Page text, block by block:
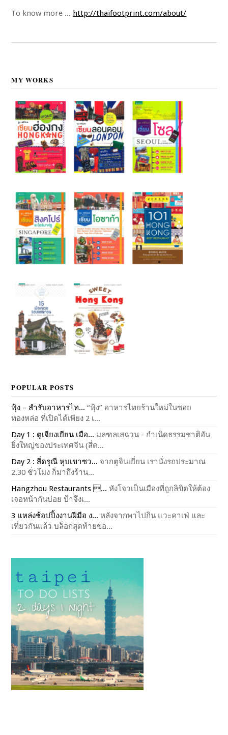
To know more ... http://thaifootprint.com/about/
MY WORKS
POPULAR POSTS
ฟุ้ง – สำรับอาหารไท... “ฟุ้ง” อาหารไทยร้านใหม่ในซอย
ทองหล่อ ที่เปิดได้เพียง 2 เ...
Day 1 : ตูเจียงเยียน เมือ... มลฑลเสฉวน - กำเนิดธรรมชาติอัน
ยิ่งใหญ่ของประเทศจีน (สี่ด...
Day 2 : สี่ดรุณี หุบเขาซว... จากตูจินเยี่ยน เรานั่งรถประมาณ
2.30 ชั่วโมง ก็มาถึงร้าน...
Hangzhou Restaurants ... หังโจวเป็นเมืองที่ถูกลิขิตให้ต้อง
เจอหน้ากันบ่อย ป้าจึงเ...
3 แหล่งช้อปปิ้งงานฝีมือ ง... หลังจากพาไปกิน แวะคาเฟ่ และ
เที่ยวกันแล้ว บล็อกสุดท้ายขอ...